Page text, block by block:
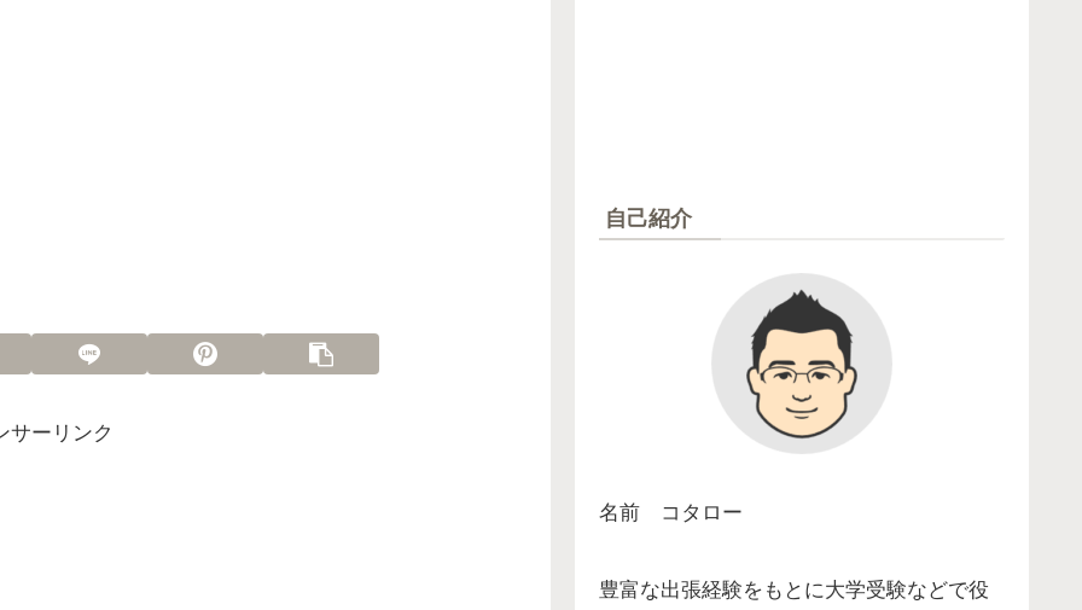
サーリンク
自己紹介
名前 コタロー
豊富な出張経験をもとに大学受験などで役